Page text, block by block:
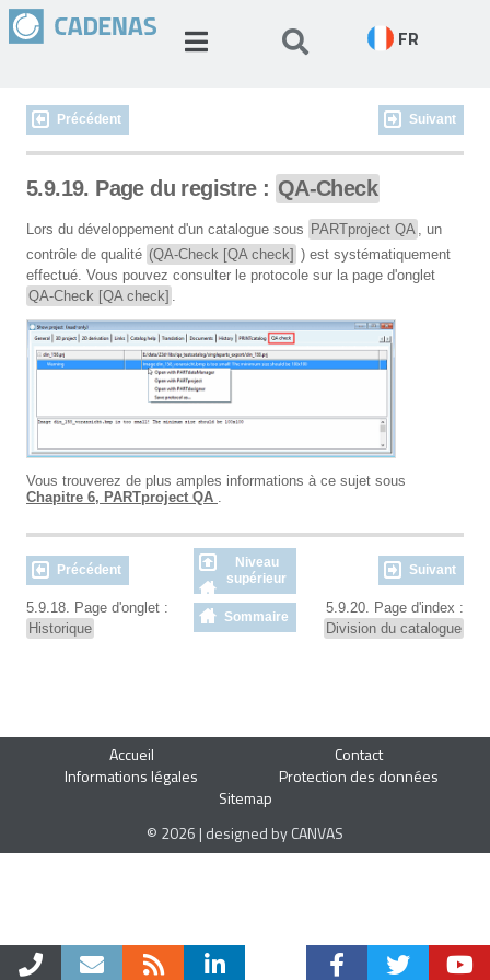
FR
Précédent Suivant
5.9.19. Page du registre : QA-Check
Lors du développement d'un catalogue sous PARTproject QA , un
contrôle de qualité (QA-Check [QA check] ) est systématiquement
effectué. Vous pouvez consulter le protocole sur la page d'onglet
QA-Check [QA check] .
Vous trouverez de plus amples informations à ce sujet sous
Chapitre 6, PARTproject QA .
Précédent
Niveau
supérieur
Suivant
5.9.18. Page d'onglet :
Historique
Sommaire
5.9.20. Page d'index :
Division du catalogue
Accueil
Contact
Informations légales
Protection des données
Sitemap
© 2026 | designed by CANVAS